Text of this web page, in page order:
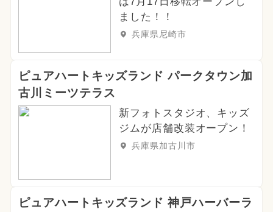
イルミネーション
2024年3月のイベント
2025年6月のイベント
ご当地グルメ・限定メニュー
ました！！
兵庫県尼崎市
ピュアハートキッズランド パークタウン加
古川ミーツテラス
新フォトスタジオ、キッズ
ジムが店舗改装オープン！
兵庫県加古川市
ピュアハートキッズランド 神戸ハーバーラ